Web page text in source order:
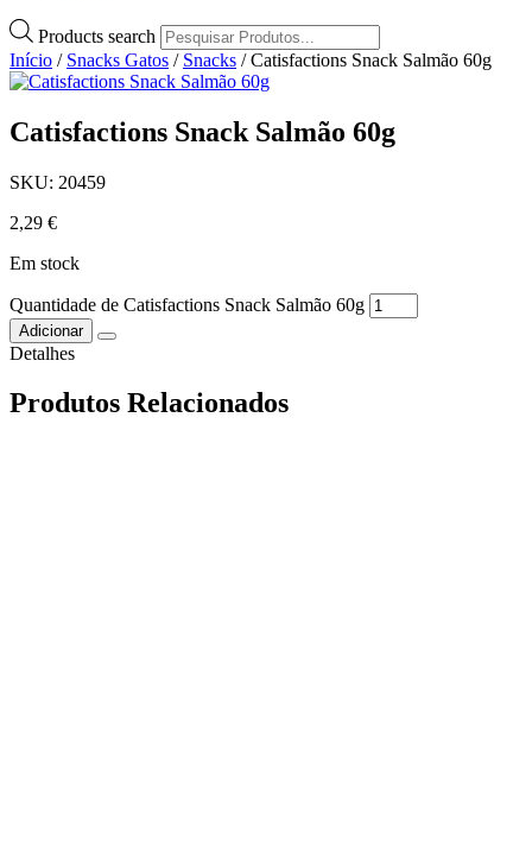
Products search
Início / Snacks Gatos / Snacks / Catisfactions Snack Salmão 60g
Catisfactions Snack Salmão 60g
SKU: 20459
2,29 €
Em stock
Quantidade de Catisfactions Snack Salmão 60g
Adicionar
Detalhes
Produtos Relacionados